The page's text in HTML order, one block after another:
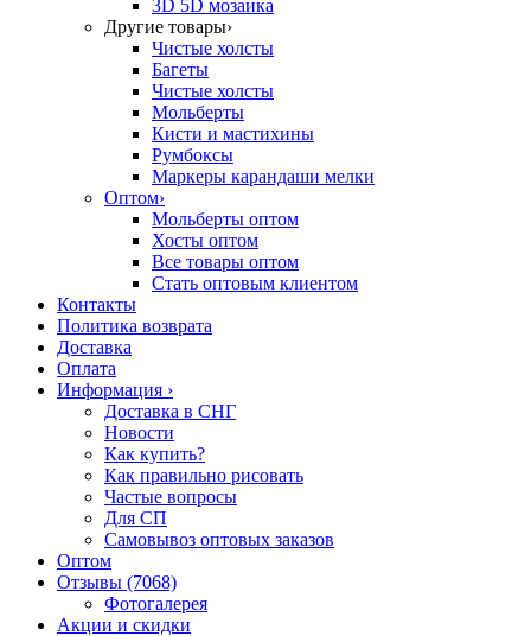
3D 5D мозаика
Другие товары›
Чистые холсты
Багеты
Чистые холсты
Мольберты
Кисти и мастихины
Румбоксы
Маркеры карандаши мелки
Оптом›
Мольберты оптом
Хосты оптом
Все товары оптом
Стать оптовым клиентом
Контакты
Политика возврата
Доставка
Оплата
Информация ›
Доставка в СНГ
Новости
Как купить?
Как правильно рисовать
Частые вопросы
Для СП
Самовывоз оптовых заказов
Оптом
Отзывы (7068)
Фотогалерея
Акции и скидки